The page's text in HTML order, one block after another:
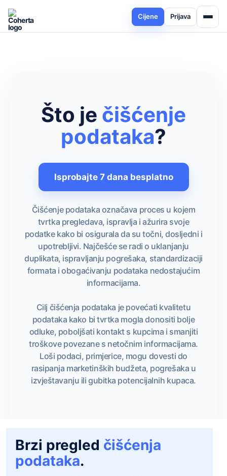
Cijene Prijava
Što je čišćenje
podataka?
Isprobajte 7 dana besplatno
Čišćenje podataka označava proces u kojem
tvrtka pregledava, ispravlja i ažurira svoje
podatke kako bi osigurala da su točni, dosljedni i
upotrebljivi. Najčešće se radi o uklanjanju
duplikata, ispravljanju pogrešaka, standardizaciji
formata i obogaćivanju podataka nedostajućim
informacijama.
Cilj čišćenja podataka je povećati kvalitetu
podataka kako bi tvrtka mogla donositi bolje
odluke, poboljšati kontakt s kupcima i smanjiti
troškove povezane s netočnim informacijama.
Loši podaci, primjerice, mogu dovesti do
rasipanja marketinških budžeta, pogrešaka u
izvještavanju ili gubitka potencijalnih kupaca.
Brzi pregled čišćenja
podataka.